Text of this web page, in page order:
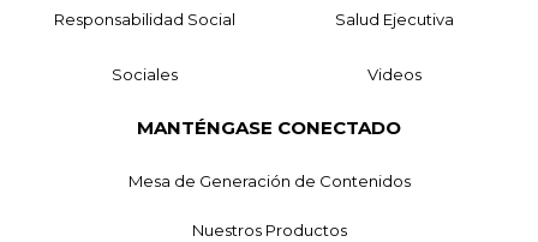
Responsabilidad Social Salud Ejecutiva
Sociales Videos
MANTÉNGASE CONECTADO
Mesa de Generación de Contenidos
Nuestros Productos